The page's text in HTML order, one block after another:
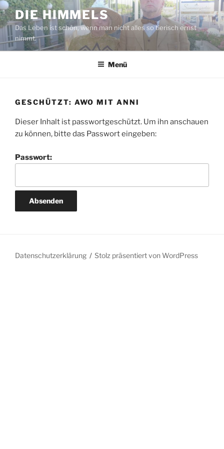
Zum
Inhalt
springen
DIE HIMMELS
Das Leben ist schön, wenn man nicht alles so tierisch ernst
nimmt.
Menü
GESCHÜTZT: AWO MIT ANNI
Dieser Inhalt ist passwortgeschützt. Um ihn anschauen
zu können, bitte das Passwort eingeben:
Passwort:
Datenschutzerklärung Stolz präsentiert von WordPress